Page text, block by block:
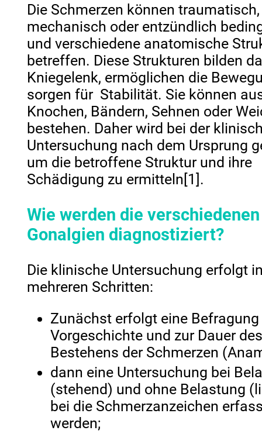
Die Schmerzen können traumatisch,
mechanisch oder entzündlich
und verschiedene anatomische
betreffen. Diese Strukturen bilden
Kniegelenk, ermöglichen die
sorgen für Stabilität. Sie können
Knochen, Bändern, Sehnen oder
bestehen. Daher wird bei der
Untersuchung nach dem Ursprung
um die betroffene Struktur und ihre
Schädigung zu ermitteln[1].
Wie werden die verschiedenen
Gonalgien diagnostiziert?
Die klinische Untersuchung erfolgt
mehreren Schritten:
Zunächst erfolgt eine Befragung
Vorgeschichte und zur Dauer
Bestehens der Schmerzen
dann eine Untersuchung bei
(stehend) und ohne Belastung
bei die Schmerzanzeichen
werden;